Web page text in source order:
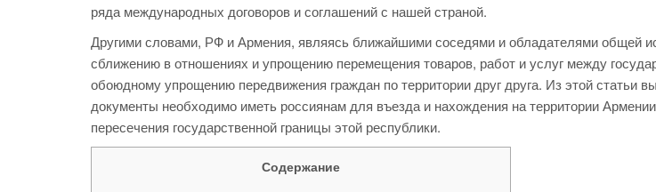
ряда международных договоров и соглашений с нашей страной.
Другими словами, РФ и Армения, являясь ближайшими соседями и обладателями общей
сближению в отношениях и упрощению перемещения товаров, работ и услуг между
обоюдному упрощению передвижения граждан по территории друг друга. Из этой статьи
документы необходимо иметь россиянам для въезда и нахождения на территории
пересечения государственной границы этой республики.
Содержание